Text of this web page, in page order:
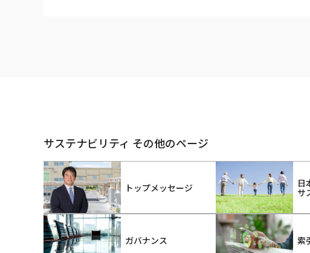
サステナビリティ その他のページ
トップメッセージ
日
サ
ガバナンス 索